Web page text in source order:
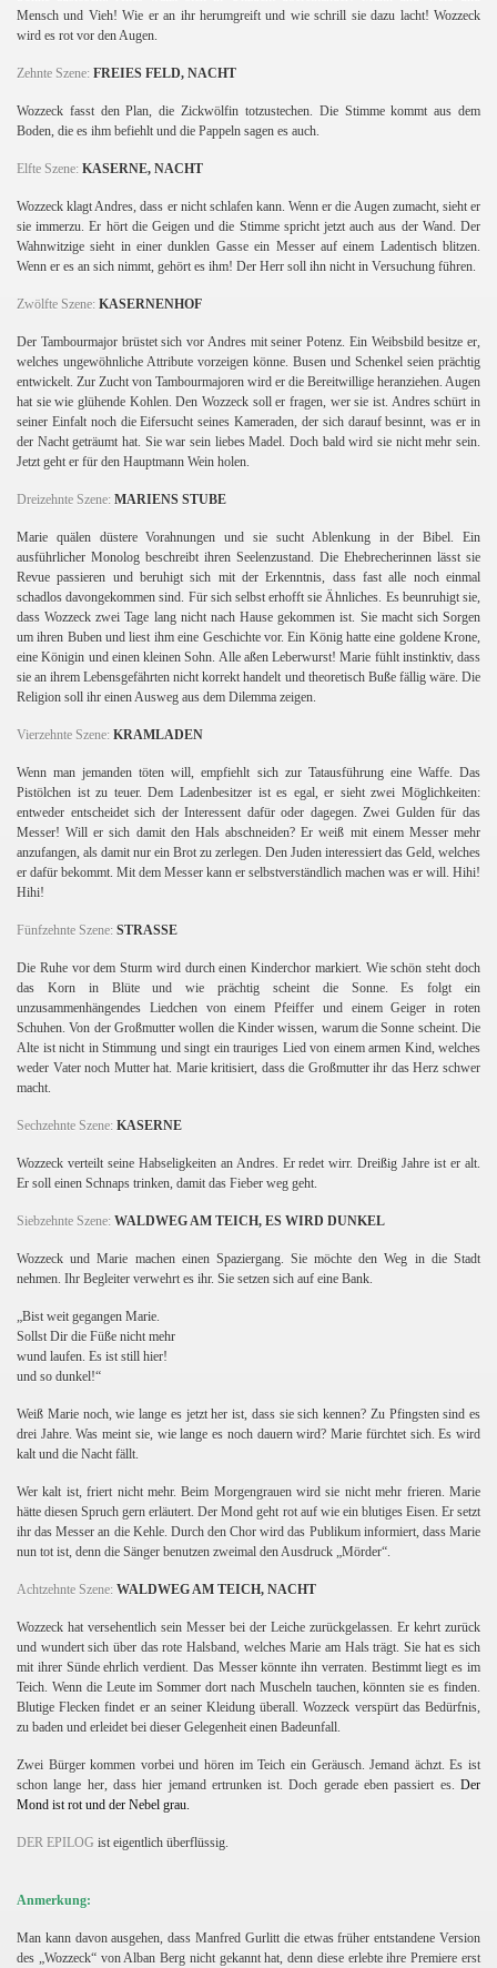
Mensch und Vieh! Wie er an ihr herumgreift und wie schrill sie dazu lacht! Wozzeck
wird es rot vor den Augen.
Zehnte Szene: FREIES FELD, NACHT
Wozzeck fasst den Plan, die Zickwölfin totzustechen. Die Stimme kommt aus dem
Boden, die es ihm befiehlt und die Pappeln sagen es auch.
Elfte Szene: KASERNE, NACHT
Wozzeck klagt Andres, dass er nicht schlafen kann. Wenn er die Augen zumacht, sieht er
sie immerzu. Er hört die Geigen und die Stimme spricht jetzt auch aus der Wand. Der
Wahnwitzige sieht in einer dunklen Gasse ein Messer auf einem Ladentisch blitzen.
Wenn er es an sich nimmt, gehört es ihm! Der Herr soll ihn nicht in Versuchung führen.
Zwölfte Szene: KASERNENHOF
Der Tambourmajor brüstet sich vor Andres mit seiner Potenz. Ein Weibsbild besitze er,
welches ungewöhnliche Attribute vorzeigen könne. Busen und Schenkel seien prächtig
entwickelt. Zur Zucht von Tambourmajoren wird er die Bereitwillige heranziehen. Augen
hat sie wie glühende Kohlen. Den Wozzeck soll er fragen, wer sie ist. Andres schürt in
seiner Einfalt noch die Eifersucht seines Kameraden, der sich darauf besinnt, was er in
der Nacht geträumt hat. Sie war sein liebes Madel. Doch bald wird sie nicht mehr sein.
Jetzt geht er für den Hauptmann Wein holen.
Dreizehnte Szene: MARIENS STUBE
Marie quälen düstere Vorahnungen und sie sucht Ablenkung in der Bibel. Ein
ausführlicher Monolog beschreibt ihren Seelenzustand. Die Ehebrecherinnen lässt sie
Revue passieren und beruhigt sich mit der Erkenntnis, dass fast alle noch einmal
schadlos davongekommen sind. Für sich selbst erhofft sie Ähnliches. Es beunruhigt sie,
dass Wozzeck zwei Tage lang nicht nach Hause gekommen ist. Sie macht sich Sorgen
um ihren Buben und liest ihm eine Geschichte vor. Ein König hatte eine goldene Krone,
eine Königin und einen kleinen Sohn. Alle aßen Leberwurst! Marie fühlt instinktiv, dass
sie an ihrem Lebensgefährten nicht korrekt handelt und theoretisch Buße fällig wäre. Die
Religion soll ihr einen Ausweg aus dem Dilemma zeigen.
Vierzehnte Szene: KRAMLADEN
Wenn man jemanden töten will, empfiehlt sich zur Tatausführung eine Waffe. Das
Pistölchen ist zu teuer. Dem Ladenbesitzer ist es egal, er sieht zwei Möglichkeiten:
entweder entscheidet sich der Interessent dafür oder dagegen. Zwei Gulden für das
Messer! Will er sich damit den Hals abschneiden? Er weiß mit einem Messer mehr
anzufangen, als damit nur ein Brot zu zerlegen. Den Juden interessiert das Geld, welches
er dafür bekommt. Mit dem Messer kann er selbstverständlich machen was er will. Hihi!
Hihi!
Fünfzehnte Szene: STRASSE
Die Ruhe vor dem Sturm wird durch einen Kinderchor markiert. Wie schön steht doch
das Korn in Blüte und wie prächtig scheint die Sonne. Es folgt ein
unzusammenhängendes Liedchen von einem Pfeiffer und einem Geiger in roten
Schuhen. Von der Großmutter wollen die Kinder wissen, warum die Sonne scheint. Die
Alte ist nicht in Stimmung und singt ein trauriges Lied von einem armen Kind, welches
weder Vater noch Mutter hat. Marie kritisiert, dass die Großmutter ihr das Herz schwer
macht.
Sechzehnte Szene: KASERNE
Wozzeck verteilt seine Habseligkeiten an Andres. Er redet wirr. Dreißig Jahre ist er alt.
Er soll einen Schnaps trinken, damit das Fieber weg geht.
Siebzehnte Szene: WALDWEG AM TEICH, ES WIRD DUNKEL
Wozzeck und Marie machen einen Spaziergang. Sie möchte den Weg in die Stadt
nehmen. Ihr Begleiter verwehrt es ihr. Sie setzen sich auf eine Bank.
„Bist weit gegangen Marie.
Sollst Dir die Füße nicht mehr
wund laufen. Es ist still hier!
und so dunkel!“
Weiß Marie noch, wie lange es jetzt her ist, dass sie sich kennen? Zu Pfingsten sind es
drei Jahre. Was meint sie, wie lange es noch dauern wird? Marie fürchtet sich. Es wird
kalt und die Nacht fällt.
Wer kalt ist, friert nicht mehr. Beim Morgengrauen wird sie nicht mehr frieren. Marie
hätte diesen Spruch gern erläutert. Der Mond geht rot auf wie ein blutiges Eisen. Er setzt
ihr das Messer an die Kehle. Durch den Chor wird das Publikum informiert, dass Marie
nun tot ist, denn die Sänger benutzen zweimal den Ausdruck „Mörder“.
Achtzehnte Szene: WALDWEG AM TEICH, NACHT
Wozzeck hat versehentlich sein Messer bei der Leiche zurückgelassen. Er kehrt zurück
und wundert sich über das rote Halsband, welches Marie am Hals trägt. Sie hat es sich
mit ihrer Sünde ehrlich verdient. Das Messer könnte ihn verraten. Bestimmt liegt es im
Teich. Wenn die Leute im Sommer dort nach Muscheln tauchen, könnten sie es finden.
Blutige Flecken findet er an seiner Kleidung überall. Wozzeck verspürt das Bedürfnis,
zu baden und erleidet bei dieser Gelegenheit einen Badeunfall.
Zwei Bürger kommen vorbei und hören im Teich ein Geräusch. Jemand ächzt. Es ist
schon lange her, dass hier jemand ertrunken ist. Doch gerade eben passiert es. Der
Mond ist rot und der Nebel grau.
DER EPILOG ist eigentlich überflüssig.
Anmerkung:
Man kann davon ausgehen, dass Manfred Gurlitt die etwas früher entstandene Version
des „Wozzeck“ von Alban Berg nicht gekannt hat, denn diese erlebte ihre Premiere erst